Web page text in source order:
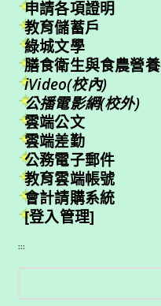
申請各項證明
教育儲蓄戶
綠城文學
膳食衛生與食農營養
iVideo(校內)
公播電影網(校外)
雲端公文
雲端差勤
公務電子郵件
教育雲端帳號
會計請購系統
[登入管理]
:::
搜
尋